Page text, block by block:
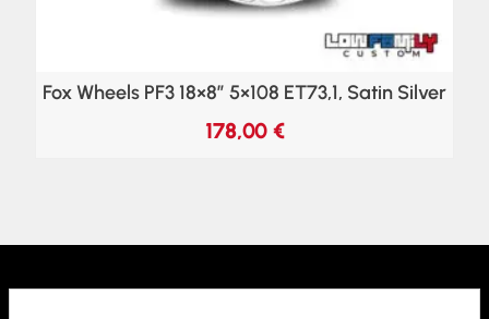
Fox Wheels PF3 18×8″ 5×108 ET73,1, Satin Silver
178,00 €